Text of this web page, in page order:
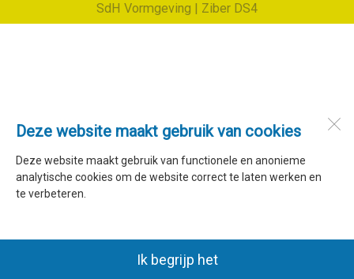
Deze website maakt gebruik van cookies
Deze website maakt gebruik van functionele en anonieme
analytische cookies om de website correct te laten werken en
te verbeteren.
Ik begrijp het
SdH Vormgeving | Ziber DS4